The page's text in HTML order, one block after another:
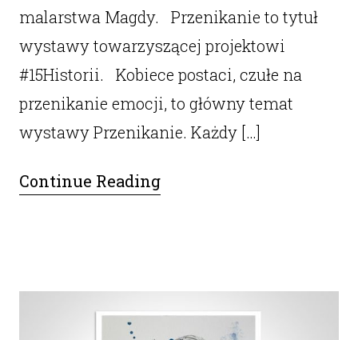
malarstwa Magdy. Przenikanie to tytuł
wystawy towarzyszącej projektowi
#15Historii. Kobiece postaci, czułe na
przenikanie emocji, to główny temat
wystawy Przenikanie. Każdy […]
Continue Reading